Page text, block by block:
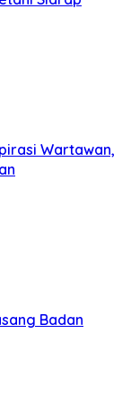
Wartawan,
Badan